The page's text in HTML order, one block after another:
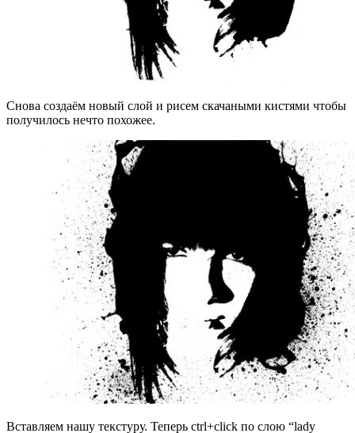
Снова создаём новый слой и рисем скачаными кистями чтобы
получилось нечто похожее.
Вставляем нашу текстуру. Теперь ctrl+click по слою “lady